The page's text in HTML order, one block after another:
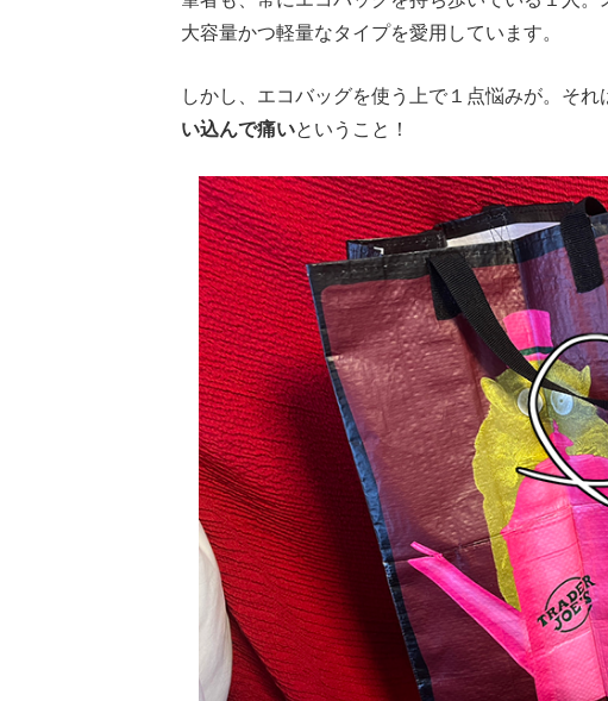
大容量かつ軽量なタイプを愛用しています。
しかし、エコバッグを使う上で１点悩みが。そ
い込んで痛いということ！